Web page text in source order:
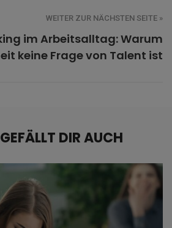
WEITER ZUR NÄCHSTEN SEITE »
im Arbeitsalltag: Warum
keine Frage von Talent ist
DIR AUCH